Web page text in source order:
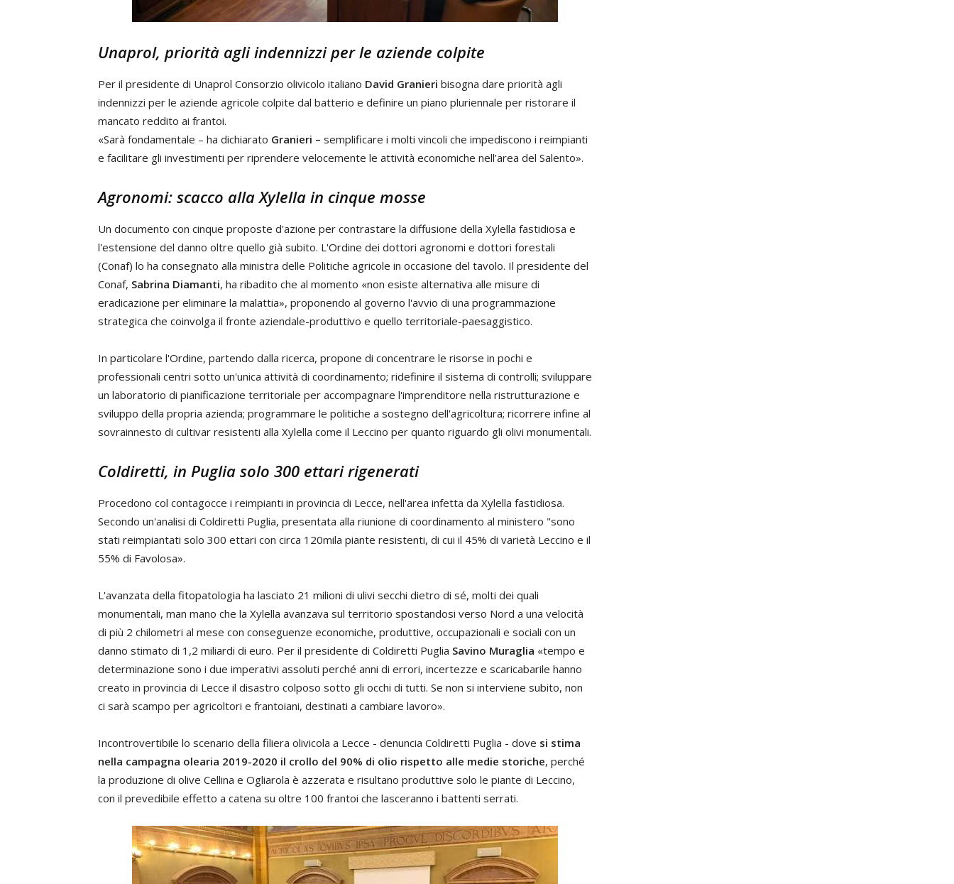
Unaprol, priorità agli indennizzi per le aziende colpite
Per il presidente di Unaprol Consorzio olivicolo italiano David Granieri bisogna dare priorità agli
indennizzi per le aziende agricole colpite dal batterio e definire un piano pluriennale per ristorare il
mancato reddito ai frantoi.
«Sarà fondamentale – ha dichiarato Granieri – semplificare i molti vincoli che impediscono i reimpianti
e facilitare gli investimenti per riprendere velocemente le attività economiche nell’area del Salento».
Agronomi: scacco alla Xylella in cinque mosse
Un documento con cinque proposte d'azione per contrastare la diffusione della Xylella fastidiosa e
l'estensione del danno oltre quello già subito. L'Ordine dei dottori agronomi e dottori forestali
(Conaf) lo ha consegnato alla ministra delle Politiche agricole in occasione del tavolo. Il presidente del
Conaf, Sabrina Diamanti, ha ribadito che al momento «non esiste alternativa alle misure di
eradicazione per eliminare la malattia», proponendo al governo l'avvio di una programmazione
strategica che coinvolga il fronte aziendale-produttivo e quello territoriale-paesaggistico.
In particolare l'Ordine, partendo dalla ricerca, propone di concentrare le risorse in pochi e
professionali centri sotto un'unica attività di coordinamento; ridefinire il sistema di controlli; sviluppare
un laboratorio di pianificazione territoriale per accompagnare l'imprenditore nella ristrutturazione e
sviluppo della propria azienda; programmare le politiche a sostegno dell'agricoltura; ricorrere infine al
sovrainnesto di cultivar resistenti alla Xylella come il Leccino per quanto riguardo gli olivi monumentali.
Coldiretti, in Puglia solo 300 ettari rigenerati
Procedono col contagocce i reimpianti in provincia di Lecce, nell'area infetta da Xylella fastidiosa.
Secondo un'analisi di Coldiretti Puglia, presentata alla riunione di coordinamento al ministero "sono
stati reimpiantati solo 300 ettari con circa 120mila piante resistenti, di cui il 45% di varietà Leccino e il
55% di Favolosa».
L'avanzata della fitopatologia ha lasciato 21 milioni di ulivi secchi dietro di sé, molti dei quali
monumentali, man mano che la Xylella avanzava sul territorio spostandosi verso Nord a una velocità
di più 2 chilometri al mese con conseguenze economiche, produttive, occupazionali e sociali con un
danno stimato di 1,2 miliardi di euro. Per il presidente di Coldiretti Puglia Savino Muraglia «tempo e
determinazione sono i due imperativi assoluti perché anni di errori, incertezze e scaricabarile hanno
creato in provincia di Lecce il disastro colposo sotto gli occhi di tutti. Se non si interviene subito, non
ci sarà scampo per agricoltori e frantoiani, destinati a cambiare lavoro».
Incontrovertibile lo scenario della filiera olivicola a Lecce - denuncia Coldiretti Puglia - dove si stima
nella campagna olearia 2019-2020 il crollo del 90% di olio rispetto alle medie storiche, perché
la produzione di olive Cellina e Ogliarola è azzerata e risultano produttive solo le piante di Leccino,
con il prevedibile effetto a catena su oltre 100 frantoi che lasceranno i battenti serrati.